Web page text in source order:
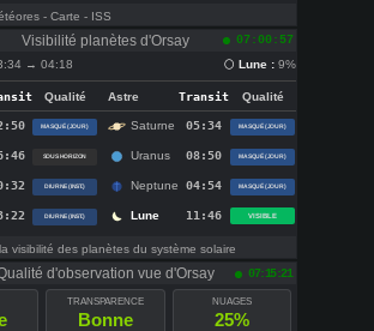
- Carte - ISS
Visibilité planètes d'Orsay
07:00:57
→ 04:18 🌕 Lune : 9%
Qualité Astre Transit Qualité
MASQUÉ (JOUR) Saturne 05:34 MASQUÉ (JOUR)
SOUS HORIZON Uranus 08:50 MASQUÉ (JOUR)
DIURNE (INST.) Neptune 04:54 MASQUÉ (JOUR)
DIURNE (INST.) Lune 11:46 VISIBLE
visibilité des planètes du système solaire
d'observation vue d'Orsay 07:15:21
TRANSPARENCE
Bonne
NUAGES
25%